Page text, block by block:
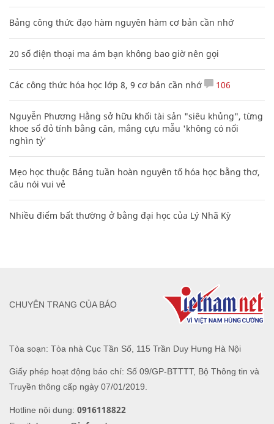
Bảng công thức đạo hàm nguyên hàm cơ bản cần nhớ
20 số điện thoại ma ám bạn không bao giờ nên gọi
Các công thức hóa học lớp 8, 9 cơ bản cần nhớ 106
Nguyễn Phương Hằng sở hữu khối tài sản "siêu khủng", từng
khoe sổ đỏ tính bằng cân, mắng cựu mẫu 'không có nổi
nghìn tỷ'
Mẹo học thuộc Bảng tuần hoàn nguyên tố hóa học bằng thơ,
câu nói vui vẻ
Nhiều điểm bất thường ở bằng đại học của Lý Nhã Kỳ
Tòa soạn: Tòa nhà Cục Tần Số, 115 Trần Duy Hưng Hà Nội
Giấy phép hoạt động báo chí: Số 09/GP-BTTTT, Bộ Thông tin và
Truyền thông cấp ngày 07/01/2019.
Hotline nội dung: 0916118822
CHUYÊN TRANG CỦA BÁO